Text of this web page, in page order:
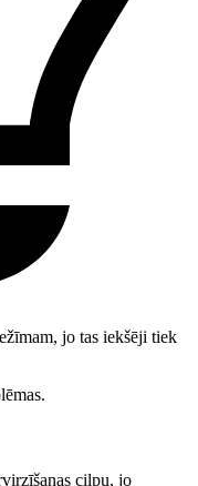
jo tas iekšēji tiek
cilpu, jo